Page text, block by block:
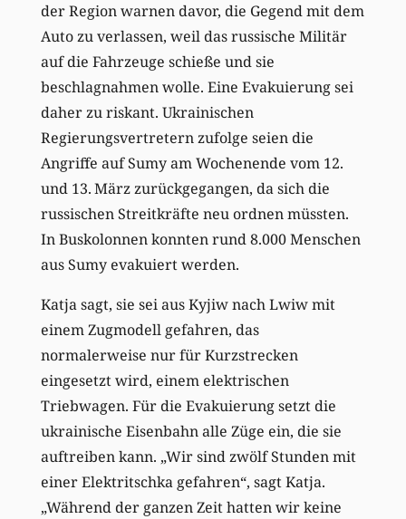
der Region warnen davor, die Gegend mit dem
Auto zu verlassen, weil das russische Militär
auf die Fahrzeuge schieße und sie
beschlagnahmen wolle. Eine Evakuierung sei
daher zu riskant. Ukrainischen
Regierungsvertretern zufolge seien die
Angriffe auf Sumy am Wochenende vom 12.
und 13. März zurückgegangen, da sich die
russischen Streitkräfte neu ordnen müssten.
In Bus­kolonnen konnten rund 8.000 Menschen
aus Sumy evakuiert werden.
Katja sagt, sie sei aus Kyjiw nach Lwiw mit
einem Zugmodell gefahren, das
normalerweise nur für Kurzstrecken
eingesetzt wird, einem elektrischen
Triebwagen. Für die Evakuierung setzt die
ukrainische Eisenbahn alle Züge ein, die sie
auftreiben kann. „Wir sind zwölf Stunden mit
einer Elektritschka gefahren“, sagt Katja.
„Während der ganzen Zeit hatten wir keine